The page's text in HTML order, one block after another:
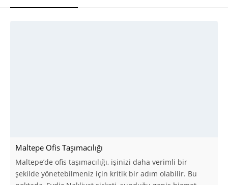
Maltepe Ofis Taşımacılığı
Maltepe’de ofis taşımacılığı, işinizi daha verimli bir
şekilde yönetebilmeniz için kritik bir adım olabilir. Bu